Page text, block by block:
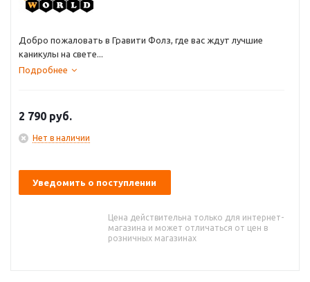
Добро пожаловать в Гравити Фолз, где вас ждут лучшие
каникулы на свете...
Подробнее
2 790 руб.
Нет в наличии
Уведомить о поступлении
Цена действительна только для интернет-
магазина и может отличаться от цен в
розничных магазинах